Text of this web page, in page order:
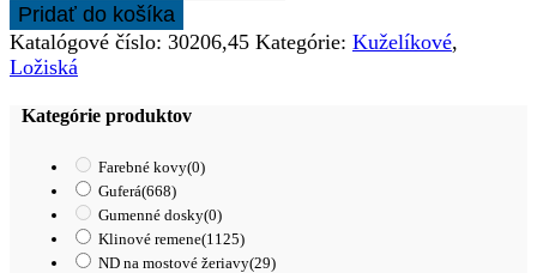
Pridať do košíka
Katalógové číslo: 30206,45 Kategórie: Kuželíkové,
Ložiská
Kategórie produktov
Farebné kovy(0)
Guferá(668)
Gumenné dosky(0)
Klinové remene(1125)
ND na mostové žeriavy(29)